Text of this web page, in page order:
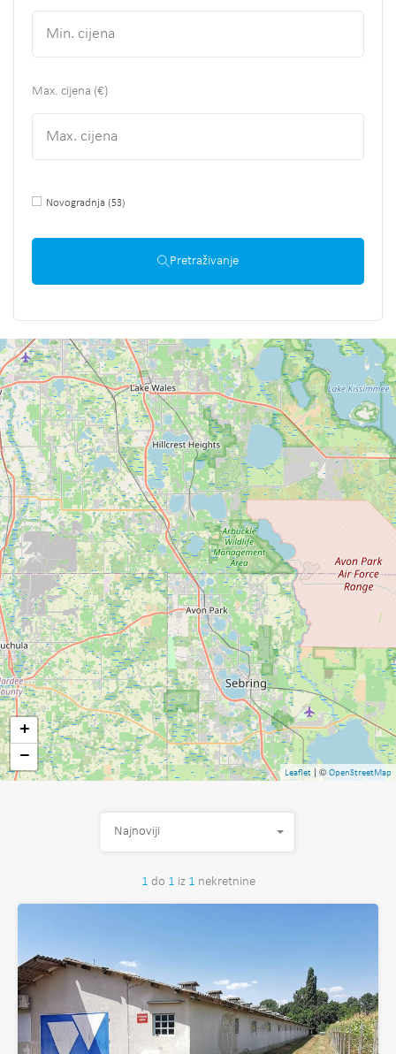
Max. cijena (€)
Novogradnja (53)
Pretraživanje
+
−
Leaflet | ©OpenStreetMap
1 do 1 iz 1 nekretnine
Najnoviji